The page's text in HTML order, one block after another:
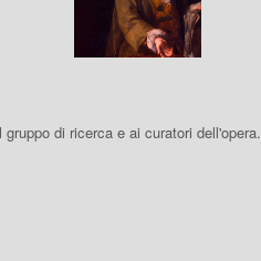
di ricerca e ai curatori dell'opera.